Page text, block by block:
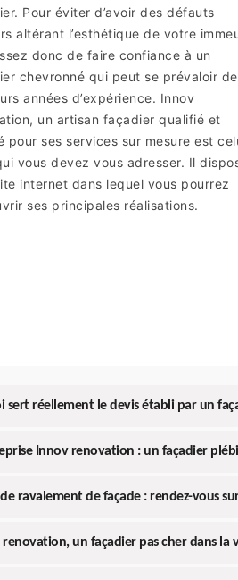
Pour éviter d’avoir des défauts
altérant l’esthétique de votre
donc de faire confiance à un
chevronné qui peut se prévaloir de
années d’expérience. Innov
un artisan façadier qualifié et
pour ses services sur mesure est
vous devez vous adresser. Il
internet dans lequel vous pourrez
ses principales réalisations.
sert réellement le devis établi par un
Innov renovation : un façadier
de ravalement de façade : rendez-vous
renovation, un façadier pas cher dans la